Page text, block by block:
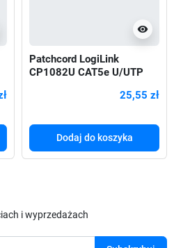
visibility
Patchcord LogiLink
CP1082U CAT5e U/UTP
25,55 zł
Dodaj do koszyka
i wyprzedażach